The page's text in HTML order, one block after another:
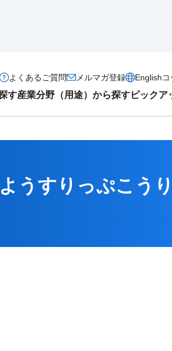
す産業分野（用途）から探すピックア
よくあるご質問 メルマガ登録 English
ようすりっぷこう